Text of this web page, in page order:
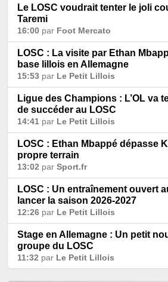
Le LOSC voudrait tenter le joli
Taremi
16:00 par Foot Mercato
LOSC : La visite par Ethan
base lillois en Allemagne
15:53 par Le Petit Lillois
Ligue des Champions : L’OL va
de succéder au LOSC
14:41 par Le Petit Lillois
LOSC : Ethan Mbappé dépasse
propre terrain
13:02 par Sport.fr
LOSC : Un entraînement ouvert
lancer la saison 2026-2027
12:26 par Le Petit Lillois
Stage en Allemagne : Un petit
groupe du LOSC
11:32 par Le Petit Lillois